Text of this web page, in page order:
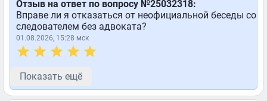
Отзыв на ответ по вопросу №25032318:
Вправе ли я отказаться от неофициальной беседы со
следователем без адвоката?
01.08.2026, 15:28 мск
Показать ещё